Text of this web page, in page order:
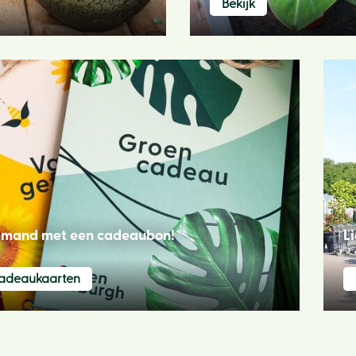
Bekijk
met een cadeaubon!